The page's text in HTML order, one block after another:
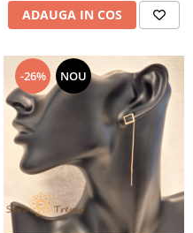
ADAUGA IN COS
-26% NOU